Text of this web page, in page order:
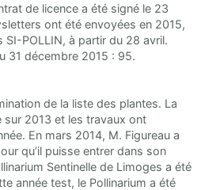
de licence a été signé le 23
ont été envoyées en 2015,
SI-POLLIN, à partir du 28 avril.
31 décembre 2015 : 95.
de la liste des plantes. La
sur 2013 et les travaux ont
En mars 2014, M. Figureau a
qu’il puisse entrer dans son
Sentinelle de Limoges a été
année test, le Pollinarium a été